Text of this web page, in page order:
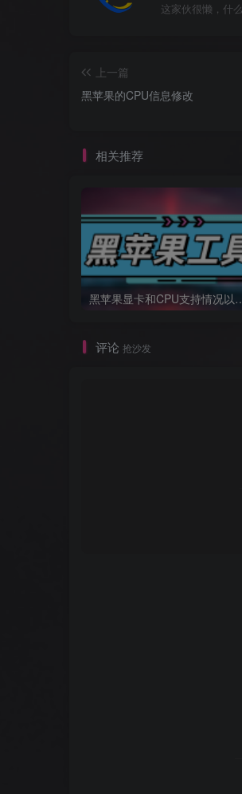
这家伙很懒，什
上一篇
黑苹果的CPU信息修改
相关推荐
黑苹果显卡和CPU支持
评论 抢沙发